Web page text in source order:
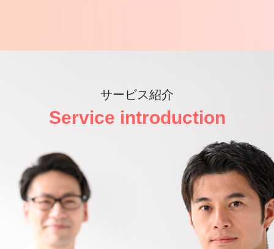
サービス紹介
Service introduction